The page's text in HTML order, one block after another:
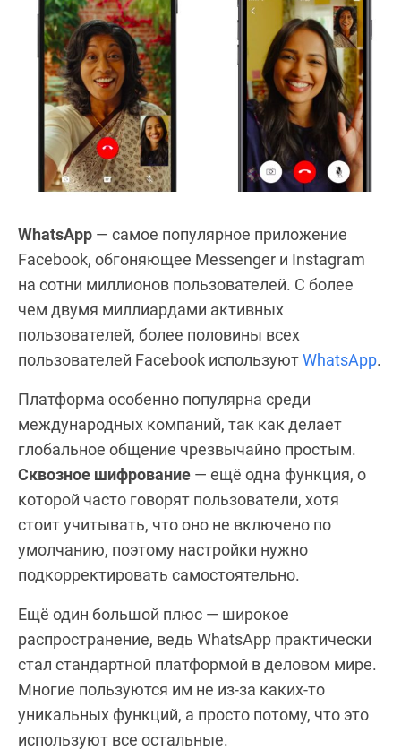
WhatsApp — самое популярное приложение
Facebook, обгоняющее Messenger и Instagram
на сотни миллионов пользователей. С более
чем двумя миллиардами активных
пользователей, более половины всех
пользователей Facebook используютWhatsApp.
Платформа особенно популярна среди
международных компаний, так как делает
глобальное общение чрезвычайно простым.
Сквозное шифрование — ещё одна функция, о
которой часто говорят пользователи, хотя
стоит учитывать, что оно не включено по
умолчанию, поэтому настройки нужно
подкорректировать самостоятельно.
Ещё один большой плюс — широкое
распространение, ведь WhatsApp практически
стал стандартной платформой в деловом мире.
Многие пользуются им не из-за каких-то
уникальных функций, а просто потому, что это
используют все остальные.